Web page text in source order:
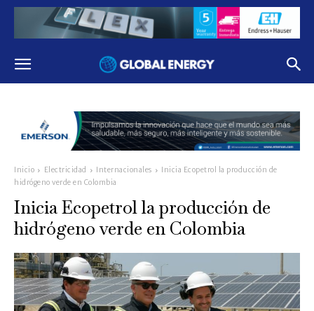
Inicio Electricidad Internacionales
Inicia Ecopetrol la producción de
hidrógeno verde en Colombia
Inicia Ecopetrol la producción de
hidrógeno verde en Colombia